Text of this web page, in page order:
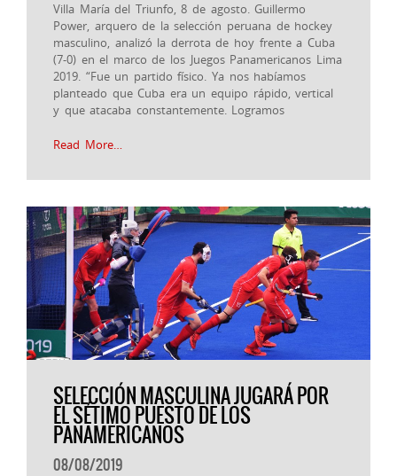
Villa María del Triunfo, 8 de agosto. Guillermo
Power, arquero de la selección peruana de hockey
masculino, analizó la derrota de hoy frente a Cuba
(7-0) en el marco de los Juegos Panamericanos Lima
2019. “Fue un partido físico. Ya nos habíamos
planteado que Cuba era un equipo rápido, vertical
y que atacaba constantemente. Logramos
Read More…
SELECCIÓN MASCULINA JUGARÁ POR
EL SÉTIMO PUESTO DE LOS
PANAMERICANOS
08/08/2019